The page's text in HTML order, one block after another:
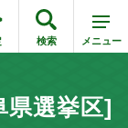
検索 メニュー
県選挙区]